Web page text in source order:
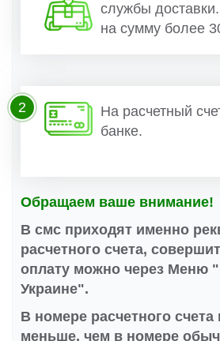
службы
на сумму более
На расчетный
банке.
2
Обращаем ваше внимание!
В смс приходят именно
расчетного счета,
оплату можно через Меню
Украине".
В номере расчетного
меньше, чем в номере